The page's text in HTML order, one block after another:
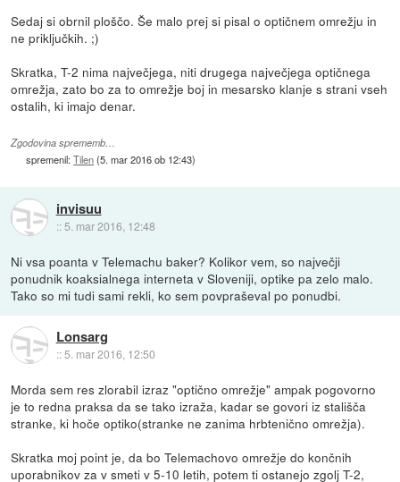
Sedaj si obrnil ploščo. Še malo prej si pisal o optičnem omrežju in
ne priključkih. ;)
Skratka, T-2 nima največjega, niti drugega največjega optičnega
omrežja, zato bo za to omrežje boj in mesarsko klanje s strani vseh
ostalih, ki imajo denar.
Zgodovina sprememb…
spremenil:Tilen(5. mar 2016 ob 12:43)
invisuu
:: 5. mar 2016, 12:48
Ni vsa poanta v Telemachu baker? Kolikor vem, so največji
ponudnik koaksialnega interneta v Sloveniji, optike pa zelo malo.
Tako so mi tudi sami rekli, ko sem povpraševal po ponudbi.
Lonsarg
::5. mar 2016, 12:50
Morda sem res zlorabil izraz "optično omrežje" ampak pogovorno
je to redna praksa da se tako izraža, kadar se govori iz stališča
stranke, ki hoče optiko(stranke ne zanima hrbtenično omrežja).
Skratka moj point je, da bo Telemachovo omrežje do končnih
uporabnikov za v smeti v 5-10 letih, potem ti ostanejo zgolj T-2,